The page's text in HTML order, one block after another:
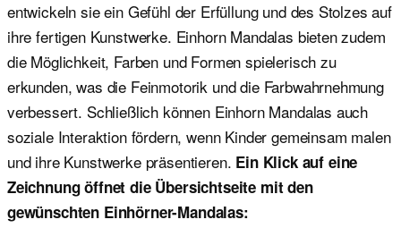
entwickeln sie ein Gefühl der Erfüllung und des Stolzes auf
ihre fertigen Kunstwerke. Einhorn Mandalas bieten zudem
die Möglichkeit, Farben und Formen spielerisch zu
erkunden, was die Feinmotorik und die Farbwahrnehmung
verbessert. Schließlich können Einhorn Mandalas auch
soziale Interaktion fördern, wenn Kinder gemeinsam malen
und ihre Kunstwerke präsentieren. Ein Klick auf eine
Zeichnung öffnet die Übersichtseite mit den
gewünschten Einhörner-Mandalas: